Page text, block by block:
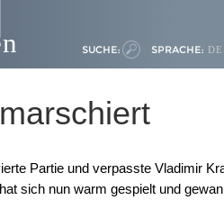
SUCHE: SPRACHE: DE
Partie und verpasste Vladimir
sich nun warm gespielt und